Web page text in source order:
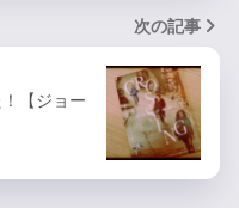
次の記事
【ジョー